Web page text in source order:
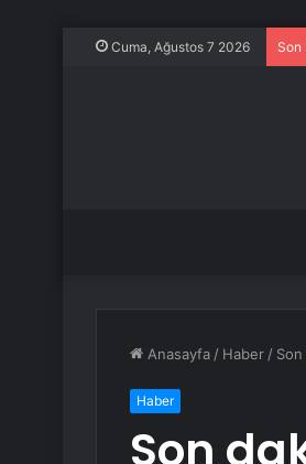
Cuma, Ağustos 7 2026 Son
Anasayfa / Haber /
Haber
Son